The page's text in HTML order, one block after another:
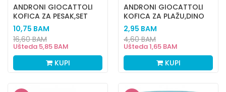
ANDRONI GIOCATTOLI
KOFICA ZA PESAK,SET
KUCA
10,75 BAM
Ušteda 5,85 BAM
16,60BAM
KUPI
ANDRONI GIOCATTOLI
KOFICA ZA PLAŽU,DINO
2,95 BAM
Ušteda1,65 BAM
4,60BAM
KUPI